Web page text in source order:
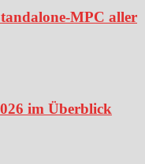
MPC aller
im Überblick